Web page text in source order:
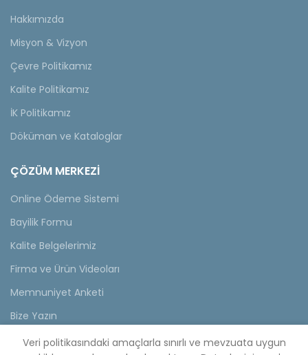
Hakkımızda
Misyon & Vizyon
Çevre Politikamız
Kalite Politikamız
İK Politikamız
Döküman ve Kataloglar
ÇÖZÜM MERKEZİ
Online Ödeme Sistemi
Bayilik Formu
Kalite Belgelerimiz
Firma ve Ürün Videoları
Memnuniyet Anketi
Bize Yazın
KVKK
Veri politikasındaki amaçlarla sınırlı ve mevzuata uygun